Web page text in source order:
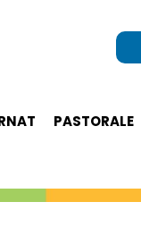
PASTORALE